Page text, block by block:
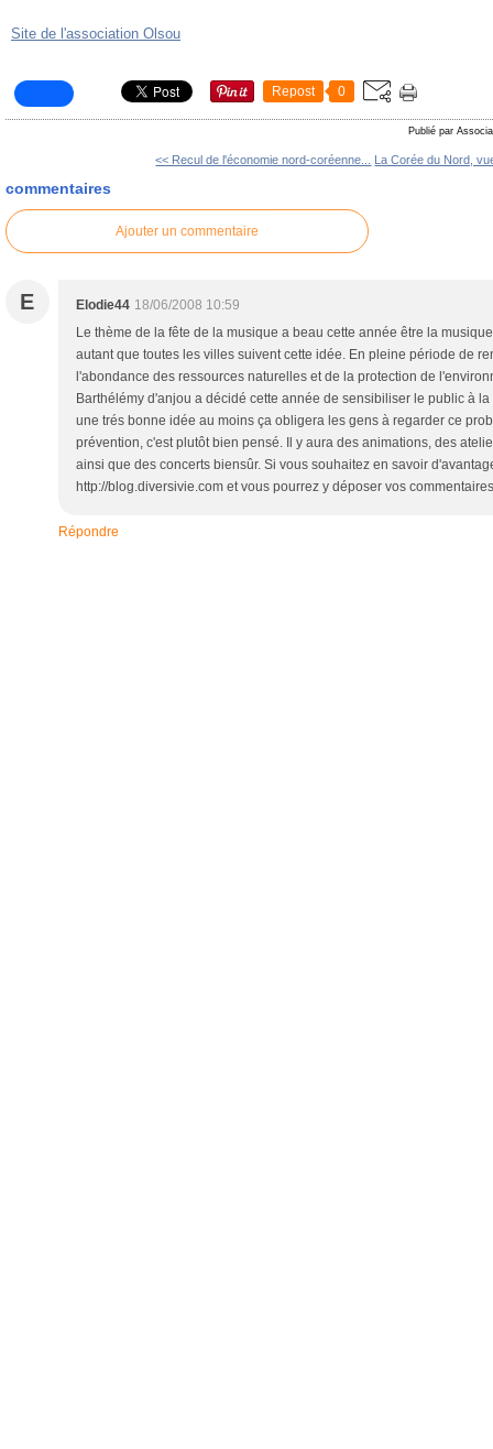
Site de l'association Olsou
Repost 0
Publié par
<< Recul de l'économie nord-coréenne... La Corée du Nord,
commentaires
Ajouter un commentaire
E Elodie44 18/06/2008 10:59
Le thème de la fête de la musique a beau cette année être la
autant que toutes les villes suivent cette idée. En pleine période de
l'abondance des ressources naturelles et de la protection de
Barthélémy d'anjou a décidé cette année de sensibiliser le public à
une trés bonne idée au moins ça obligera les gens à regarder ce
prévention, c'est plutôt bien pensé. Il y aura des animations, des
ainsi que des concerts biensûr. Si vous souhaitez en savoir
http://blog.diversivie.com et vous pourrez y déposer vos
Répondre